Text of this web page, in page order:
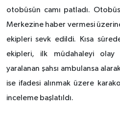
otobüsün camı patladı.
Merkezine haber vermesi
ekipleri sevk edildi. Kısa
ekipleri, ilk müdahaleyi olay
yaralanan şahsı ambulansa
ise ifadesi alınmak üzere
inceleme başlatıldı.